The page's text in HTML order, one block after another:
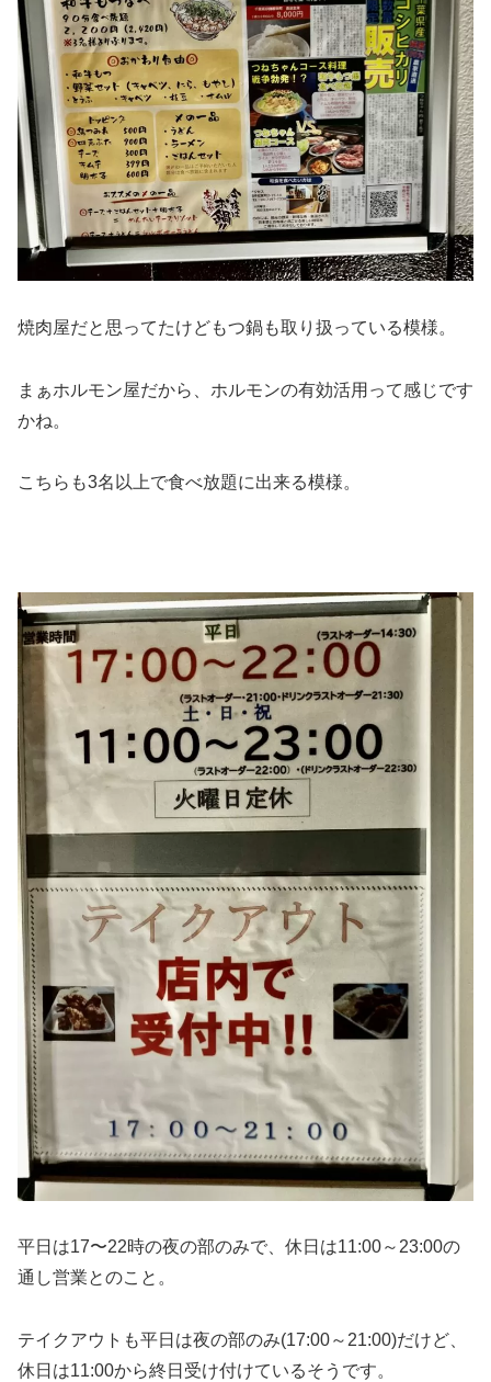
焼肉屋だと思ってたけどもつ鍋も取り扱っている模様。
まぁホルモン屋だから、ホルモンの有効活用って感じです
かね。
こちらも3名以上で食べ放題に出来る模様。
平日は17〜22時の夜の部のみで、休日は11:00～23:00の
通し営業とのこと。
テイクアウトも平日は夜の部のみ(17:00～21:00)だけど、
休日は11:00から終日受け付けているそうです。